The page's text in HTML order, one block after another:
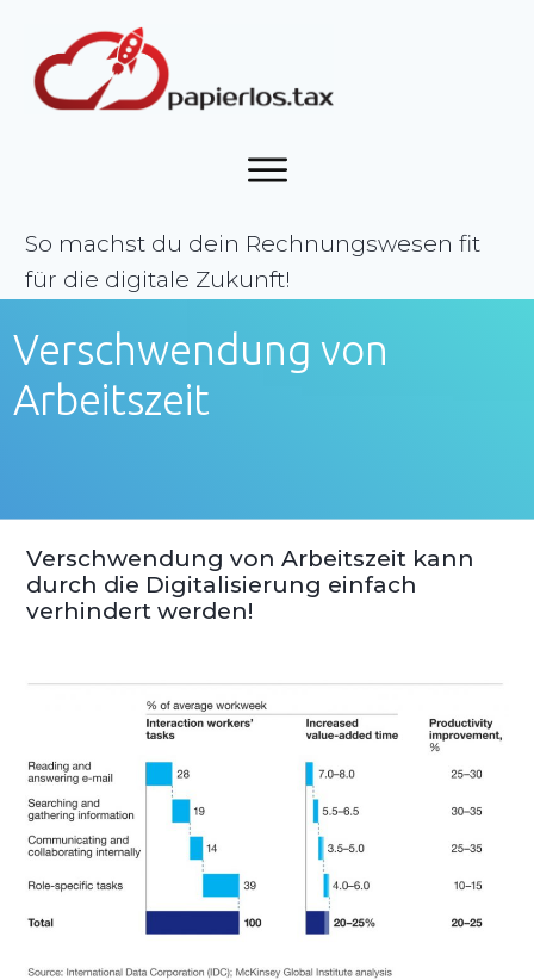
So machst du dein Rechnungswesen fit
für die digitale Zukunft!
Verschwendung von
Arbeitszeit
Verschwendung von Arbeitszeit kann
durch die Digitalisierung einfach
verhindert werden!